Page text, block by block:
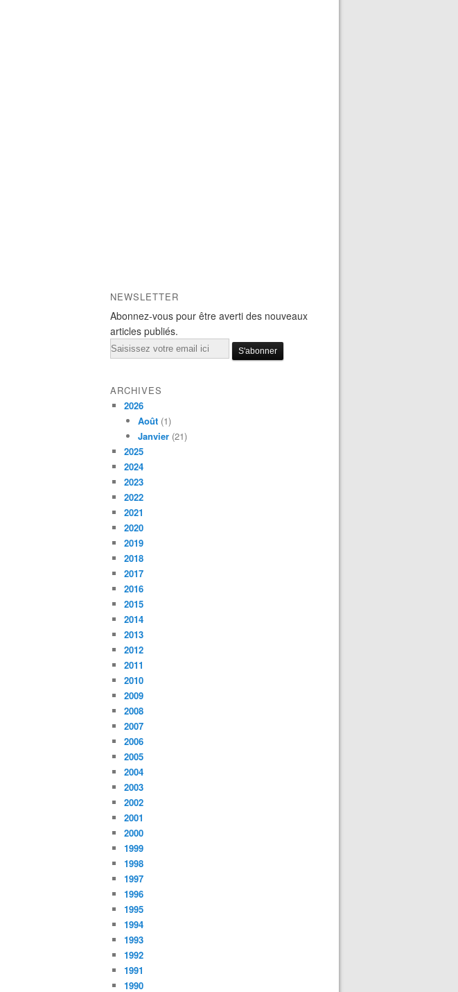
NEWSLETTER
Abonnez-vous pour être averti des nouveaux
articles publiés.
Email
ARCHIVES
2026
Août (1)
Janvier (21)
2025
2024
2023
2022
2021
2020
2019
2018
2017
2016
2015
2014
2013
2012
2011
2010
2009
2008
2007
2006
2005
2004
2003
2002
2001
2000
1999
1998
1997
1996
1995
1994
1993
1992
1991
1990